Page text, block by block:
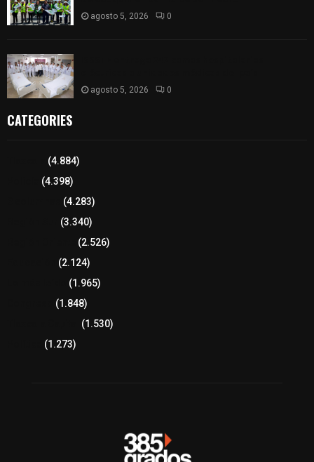
agosto 5, 2026 0
agosto 5, 2026 0
CATEGORIES
(4.884)
(4.398)
(4.283)
(3.340)
(2.526)
(2.124)
(1.965)
(1.848)
(1.530)
(1.273)